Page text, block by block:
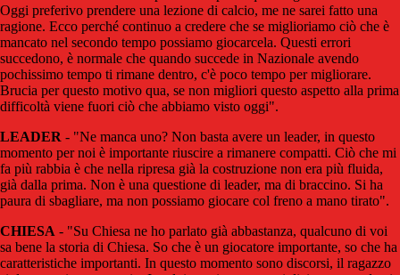
Oggi preferivo prendere una lezione di calcio, me ne sarei fatto una
ragione. Ecco perché continuo a credere che se miglioriamo ciò che è
mancato nel secondo tempo possiamo giocarcela. Questi errori
succedono, è normale che quando succede in Nazionale avendo
pochissimo tempo ti rimane dentro, c'è poco tempo per migliorare.
Brucia per questo motivo qua, se non migliori questo aspetto alla prima
difficoltà viene fuori ciò che abbiamo visto oggi".
LEADER - "Ne manca uno? Non basta avere un leader, in questo
momento per noi è importante riuscire a rimanere compatti. Ciò che mi
fa più rabbia è che nella ripresa già la costruzione non era più fluida,
già dalla prima. Non è una questione di leader, ma di braccino. Si ha
paura di sbagliare, ma non possiamo giocare col freno a mano tirato".
CHIESA - "Su Chiesa ne ho parlato già abbastanza, qualcuno di voi
sa bene la storia di Chiesa. So che è un giocatore importante, so che ha
caratteristiche importanti. In questo momento sono discorsi, il ragazzo